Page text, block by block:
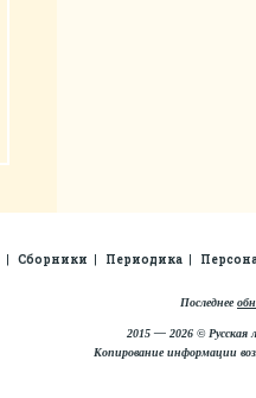
Сборники Периодика
Последнее
2015 — 2026 © Русская
Копирование информации